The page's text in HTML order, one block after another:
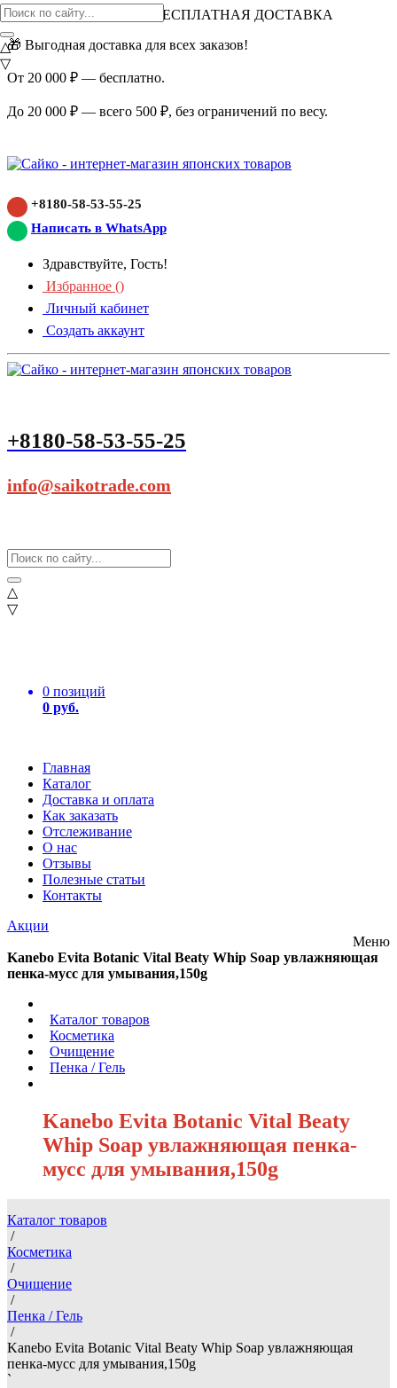
ВНИМАНИЕ АКЦИЯ!
БЕСПЛАТНАЯ ДОСТАВКА
🎁 Выгодная доставка для всех заказов!
От 20 000 ₽ — бесплатно.
До 20 000 ₽ — всего 500 ₽, без ограничений по весу.
+8180-58-53-55-25
Написать в WhatsApp
Здравствуйте, Гость!
Избранное ()
Личный кабинет
Создать аккаунт
+8180-58-53-55-25
info@saikotrade.com
△
▽
0 позиций
0 руб.
Главная
Каталог
Доставка и оплата
Как заказать
Отслеживание
О нас
Отзывы
Полезные статьи
Контакты
Акции
△
▽
Меню
Kanebo Evita Botanic Vital Beaty Whip Soap увлажняющая
пенка-мусс для умывания,150g
Каталог товаров
Косметика
Очищение
Пенка / Гель
Kanebo Evita Botanic Vital Beaty
Whip Soap увлажняющая пенка-
мусс для умывания,150g
Каталог товаров
/
Косметика
/
Очищение
/
Пенка / Гель
/
Kanebo Evita Botanic Vital Beaty Whip Soap увлажняющая
пенка-мусс для умывания,150g
`